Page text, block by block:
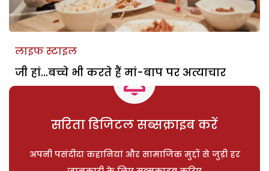
लाइफ स्टाइल
जी हां…बच्चे भी करते हैं मां-बाप पर अत्याचार
सरिता डिजिटल सब्सक्राइब करें
अपनी पसंदीदा कहानियां और सामाजिक मुद्दों से जुड़ी हर